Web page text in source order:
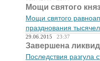
Мощи святого
Мощи святого
празднования
29.06.2015 23:37
Завершена
Последствия разгула